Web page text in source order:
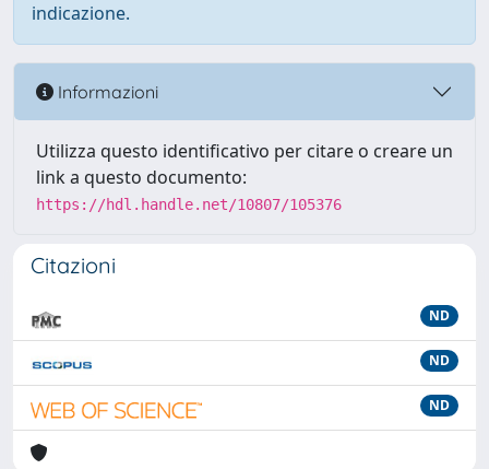
indicazione.
Informazioni
Utilizza questo identificativo per citare o creare un
link a questo documento:
https://hdl.handle.net/10807/105376
Citazioni
ND
ND
ND